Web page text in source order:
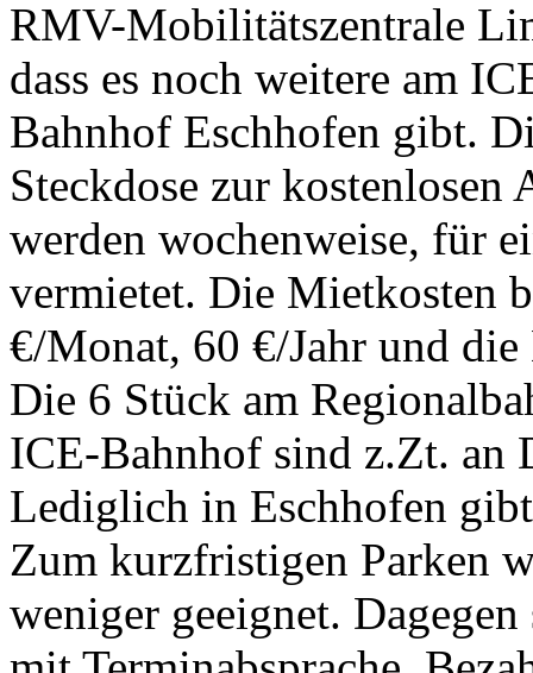
RMV-Mobilitätszentrale
dass es noch weitere am
Bahnhof Eschhofen gibt.
Steckdose zur
werden wochenweise, für
vermietet. Die Mietkosten
€/Monat, 60 €/Jahr und
Die 6 Stück am
ICE-Bahnhof sind z.Zt. an
Lediglich in Eschhofen
Zum kurzfristigen Parken
weniger geeignet.